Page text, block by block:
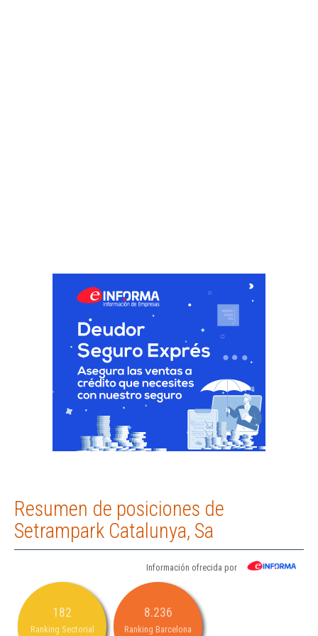
Resumen de posiciones de
Setrampark Catalunya, Sa
Información ofrecida por
182
Ranking Sectorial
8.236
Ranking Barcelona